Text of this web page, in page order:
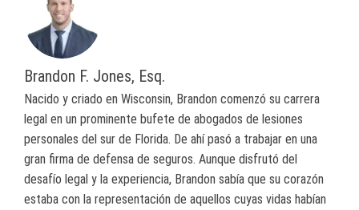
Brandon F. Jones, Esq.
Nacido y criado en Wisconsin, Brandon comenzó su carrera
legal en un prominente bufete de abogados de lesiones
personales del sur de Florida. De ahí pasó a trabajar en una
gran firma de defensa de seguros. Aunque disfrutó del
desafío legal y la experiencia, Brandon sabía que su corazón
estaba con la representación de aquellos cuyas vidas habían